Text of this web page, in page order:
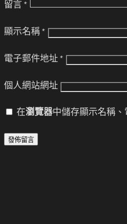
留言 *
顯示名稱 *
電子郵件地址 *
個人網站網址
在瀏覽器中儲存顯示名稱